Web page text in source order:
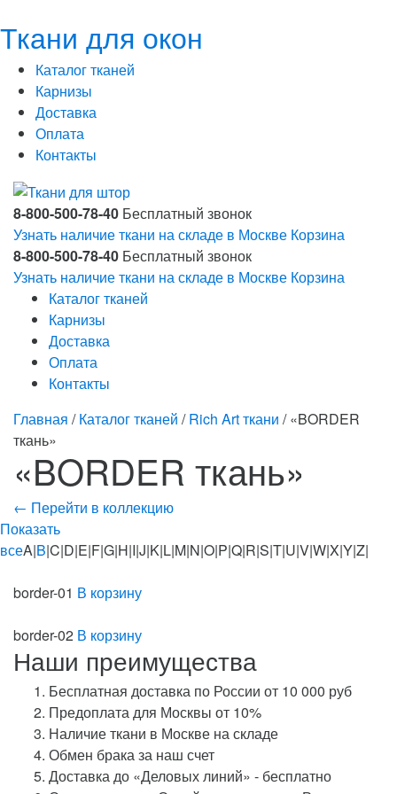
Ткани для окон
Каталог тканей
Карнизы
Доставка
Оплата
Контакты
8-800-500-78-40 Бесплатный звонок
Узнать наличие ткани на складе в Москве Корзина
8-800-500-78-40 Бесплатный звонок
Узнать наличие ткани на складе в Москве Корзина
Каталог тканей
Карнизы
Доставка
Оплата
Контакты
Главная /Каталог тканей /Rich Art ткани / «BORDER
ткань»
«BORDER ткань»
← Перейти в коллекцию
Показать
всеA|B|C|D|E|F|G|H|I|J|K|L|M|N|O|P|Q|R|S|T|U|V|W|X|Y|Z|
border-01 В корзину
border-02 В корзину
Наши преимущества
Бесплатная доставка по России от 10 000 руб
Предоплата для Москвы от 10%
Наличие ткани в Москве на складе
Обмен брака за наш счет
Доставка до «Деловых линий» - бесплатно